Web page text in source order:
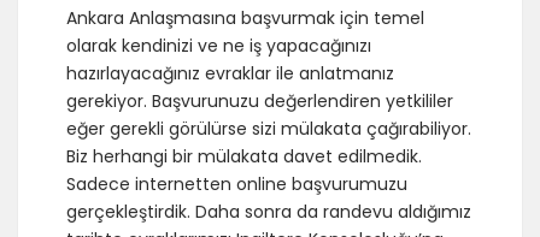
Ankara Anlaşmasına başvurmak için temel
olarak kendinizi ve ne iş yapacağınızı
hazırlayacağınız evraklar ile anlatmanız
gerekiyor. Başvurunuzu değerlendiren yetkililer
eğer gerekli görülürse sizi mülakata çağırabiliyor.
Biz herhangi bir mülakata davet edilmedik.
Sadece internetten online başvurumuzu
gerçekleştirdik. Daha sonra da randevu aldığımız